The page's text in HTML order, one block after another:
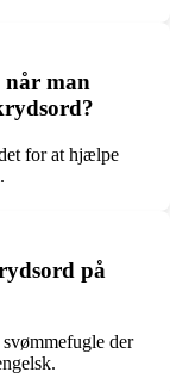
når man
for at hjælpe
på
der